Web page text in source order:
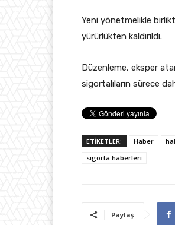
Yeni yönetmelikle
yürürlükten kaldırıldı.
Düzenleme, eksper
sigortalıların sürece
ETİKETLER: Haber
sigorta haberleri
Paylaş